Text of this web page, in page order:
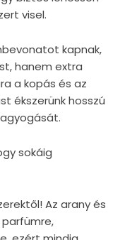
visel.
kapnak,
hanem extra
a kopás és az
ékszerünk hosszú
sokáig
Az arany és
parfümre,